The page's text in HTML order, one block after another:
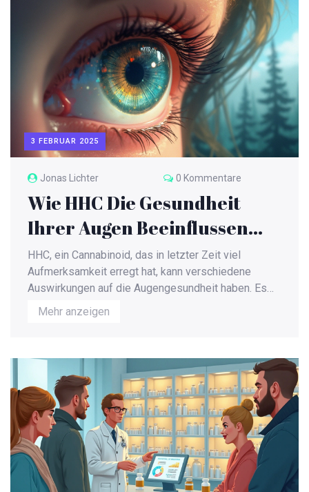
Produkt zu finden, um die Vorteile voll
auszuschöpfen. Auch wenn CBD im Allgemeinen als
sicher gilt, sollten Senioren vor der Einnahme mit
ihrem Arzt sprechen. Der Artikel gibt einen
umfassenden Überblick über die besten CBD-
Gummies für Senioren und worauf beim Kauf zu
achten ist.
3 FEBRUAR 2025
Jonas Lichter 0 Kommentare
Wie HHC Die Gesundheit
Ihrer Augen Beeinflussen
Kann
HHC, ein Cannabinoid, das in letzter Zeit viel
Aufmerksamkeit erregt hat, kann verschiedene
Auswirkungen auf die Augengesundheit haben. Es
gilt als weniger psychoaktiv als THC, doch ist die
Kenntnis über seine Effekte auf die Augen noch
Augen hin. Es ist wichtig, die möglichen
Auswirkungen und die Sicherheit von HHC zu
verstehen, bevor es angewendet wird. In diesem
Artikel beleuchten wir die bekannten Effekte von
HHC auf die Augen und geben nützliche Tipps zur
Pflege der Augengesundheit.
Mehr anzeigen